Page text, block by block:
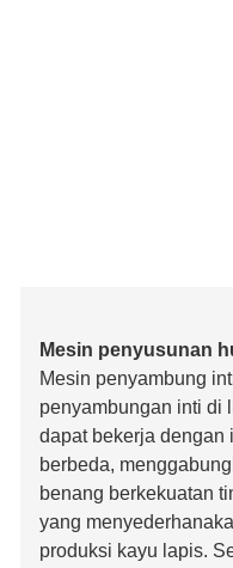
Mesin penyusunan
Mesin penyambung
penyambungan inti di
dapat bekerja dengan
berbeda,
benang berkekuatan
yang
produksi kayu lapis.